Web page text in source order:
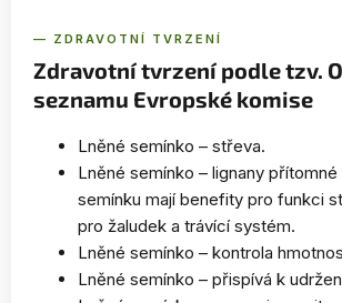
— ZDRAVOTNÍ TVRZENÍ
Zdravotní tvrzení podle tzv.
seznamu Evropské komise
Lněné semínko – střeva.
Lněné semínko – lignany
semínku mají benefity pro funkci
pro žaludek a trávící systém.
Lněné semínko – kontrola
Lněné semínko – přispívá k